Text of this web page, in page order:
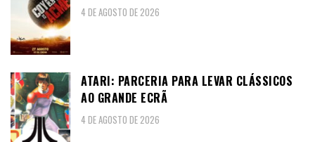
4 DE AGOSTO DE 2026
ATARI: PARCERIA PARA LEVAR CLÁSSICOS
AO GRANDE ECRÃ
4 DE AGOSTO DE 2026